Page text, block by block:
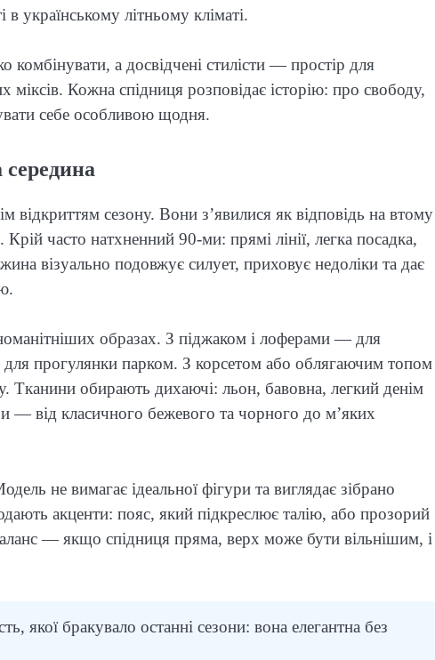
українському літньому кліматі.
комбінувати, а досвідчені стилісти — простір для
міксів. Кожна спідниця розповідає історію: про свободу,
себе особливою щодня.
середина
відкриттям сезону. Вони з’явилися як відповідь на втому
часто натхненний 90-ми: прямі лінії, легка посадка,
візуально подовжує силует, приховує недоліки та дає
образах. З піджаком і лоферами — для
прогулянки парком. З корсетом або облягаючим топом
Тканини обирають дихаючі: льон, бавовна, легкий денім
— від класичного бежевого та чорного до м’яких
не вимагає ідеальної фігури та виглядає зібрано
акценти: пояс, який підкреслює талію, або прозорий
— якщо спідниця пряма, верх може бути вільнішим, і
якої бракувало останні сезони: вона елегантна без